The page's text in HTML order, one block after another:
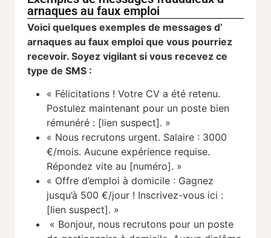
arnaques au faux emploi
Voici quelques exemples de messages d’
arnaques au faux emploi que vous pourriez
recevoir. Soyez vigilant si vous recevez ce
type de SMS :
« Félicitations ! Votre CV a été retenu.
Postulez maintenant pour un poste bien
rémunéré : [lien suspect]. »
« Nous recrutons urgent. Salaire : 3000
€/mois. Aucune expérience requise.
Répondez vite au [numéro]. »
« Offre d’emploi à domicile : Gagnez
jusqu’à 500 €/jour ! Inscrivez-vous ici :
[lien suspect]. »
« Bonjour, nous recrutons pour un poste